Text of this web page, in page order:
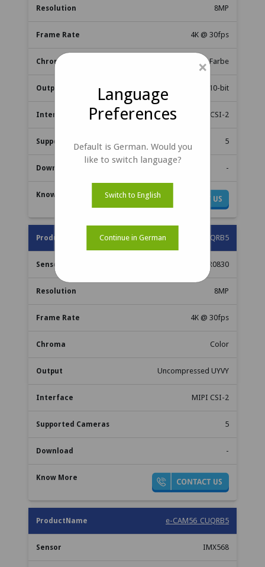
8MP
4K @ 30fps
Farbe
RAW 10-bit
MIPI CSI-2
5
-
e-CAM84_CUQRB5
AR0830
8MP
4K @ 30fps
Color
Uncompressed UYVY
MIPI CSI-2
5
-
e-CAM56_CUQRB5
IMX568
×
Language
Preferences
Default is German. Would you
like to switch language?
Switch to English
Continue in German